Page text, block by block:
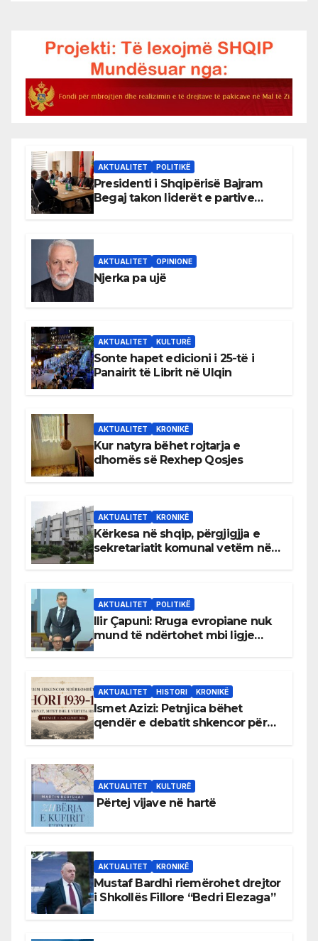
AKTUALITET POLITIKË
Presidenti i Shqipërisë Bajram
Begaj takon liderët e partive
AKTUALITET OPINIONE
Njerka pa ujë
AKTUALITET KULTURË
Sonte hapet edicioni i 25-të i
Panairit të Librit në Ulqin
AKTUALITET KRONIKË
Kur natyra bëhet rojtarja e
dhomës së Rexhep Qosjes
AKTUALITET KRONIKË
Kërkesa në shqip, përgjigjja e
sekretariatit komunal vetëm në
AKTUALITET POLITIKË
Ilir Çapuni: Rruga evropiane nuk
mund të ndërtohet mbi ligje
AKTUALITET HISTORI KRONIKË
Ismet Azizi: Petnjica bëhet
qendër e debatit shkencor për
AKTUALITET KULTURË
Përtej vijave në hartë
AKTUALITET KRONIKË
Mustaf Bardhi riemërohet drejtor
i Shkollës Fillore “Bedri Elezaga”